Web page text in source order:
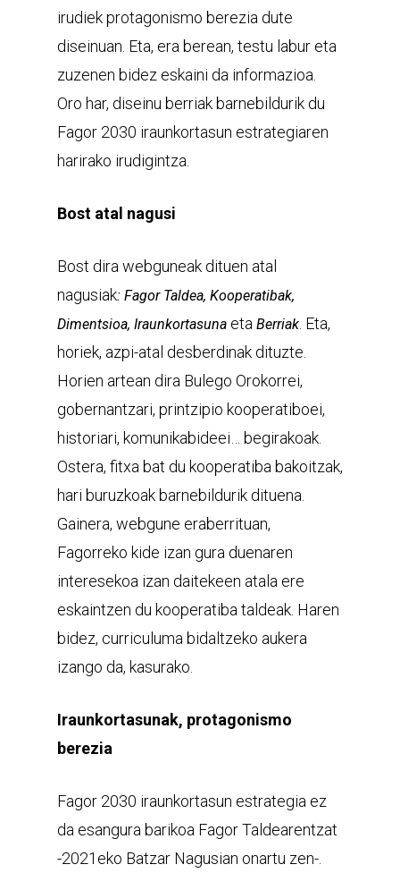
irudiek protagonismo berezia dute
diseinuan. Eta, era berean, testu labur eta
zuzenen bidez eskaini da informazioa.
Oro har, diseinu berriak barnebildurik du
Fagor 2030 iraunkortasun estrategiaren
harirako irudigintza.
Bost atal nagusi
Bost dira webguneak dituen atal
nagusiak: Fagor Taldea, Kooperatibak,
Dimentsioa, Iraunkortasuna eta Berriak . Eta,
horiek, azpi-atal desberdinak dituzte.
Horien artean dira Bulego Orokorrei,
gobernantzari, printzipio kooperatiboei,
historiari, komunikabideei… begirakoak.
Ostera, fitxa bat du kooperatiba bakoitzak,
hari buruzkoak barnebildurik dituena.
Gainera, webgune eraberrituan,
Fagorreko kide izan gura duenaren
interesekoa izan daitekeen atala ere
eskaintzen du kooperatiba taldeak. Haren
bidez, curriculuma bidaltzeko aukera
izango da, kasurako.
Iraunkortasunak, protagonismo
berezia
Fagor 2030 iraunkortasun estrategia ez
da esangura barikoa Fagor Taldearentzat
-2021eko Batzar Nagusian onartu zen-.